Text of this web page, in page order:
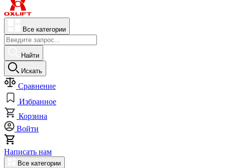
Все категории
Найти
Искать
Сравнение
Избранное
Корзина
Войти
Написать нам
Все категории